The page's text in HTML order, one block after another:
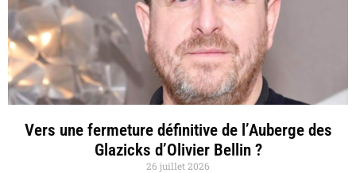
Vers une fermeture définitive de l’Auberge des
Glazicks d’Olivier Bellin ?
26 juillet 2026